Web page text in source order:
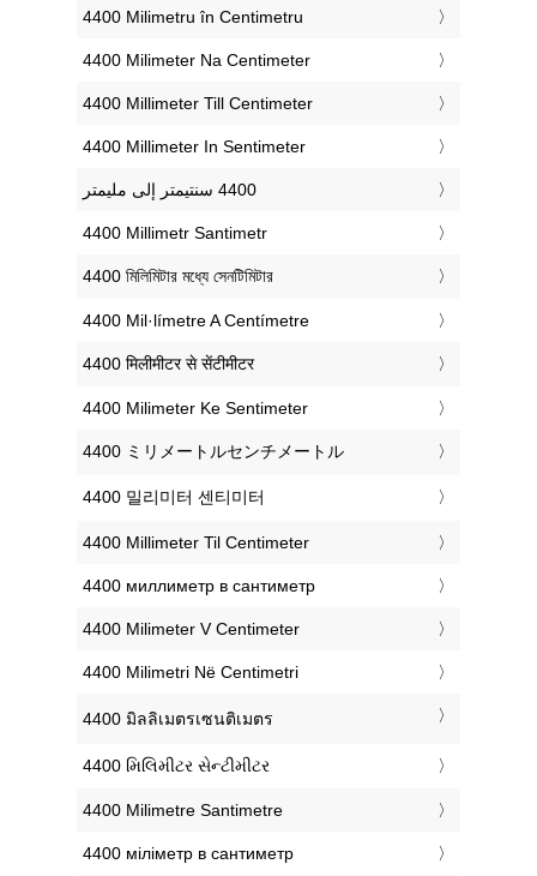
‎4400 Milimetru în Centimetru
‎4400 Milimeter Na Centimeter
‎4400 Millimeter Till Centimeter
‎4400 Millimeter In Sentimeter
‎4400 Millimetr Santimetr
‎4400 মিলিমিটার মধ্যে সেনটিমিটার
‎4400 Mil·límetre A Centímetre
‎4400 मिलीमीटर से सेंटीमीटर
‎4400 Milimeter Ke Sentimeter
‎4400 ミリメートルセンチメートル
‎4400 밀리미터 센티미터
‎4400 Millimeter Til Centimeter
‎4400 миллиметр в сантиметр
‎4400 Milimeter V Centimeter
‎4400 Milimetri Në Centimetri
‎4400 มิลลิเมตรเซนติเมตร
‎4400 મિલિમીટર સેન્ટીમીટર
‎4400 Milimetre Santimetre
‎4400 міліметр в сантиметр